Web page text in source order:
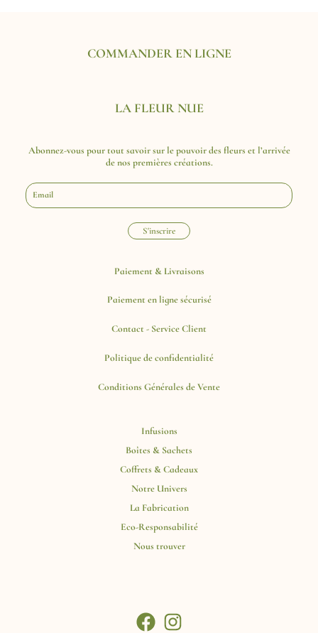
COMMANDER EN LIGNE
LA FLEUR NUE
Abonnez-vous pour tout savoir sur le pouvoir des fleurs et l’arrivée
de nos premières créations.
E
-
S'inscrire
Paiement & Livraisons
Paiement en ligne sécurisé
Contact - Service Client
Politique de confidentialité
Conditions Générales de Vente
Infusions
Boîtes & Sachets
Coffrets & Cadeaux
Notre Univers
La Fabrication
Eco-Responsabilité
Nous trouver